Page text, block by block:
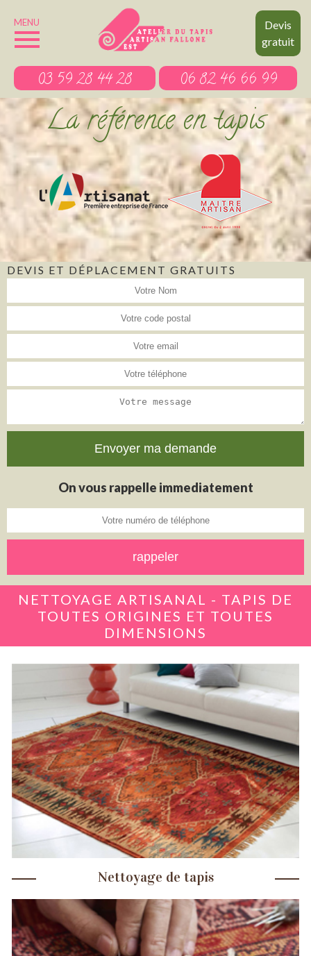
Devis
gratuit
MENU
03 59 28 44 28 06 82 46 66 99
La référence en tapis
DEVIS ET DÉPLACEMENT GRATUITS
On vous rappelle immediatement
NETTOYAGE ARTISANAL - TAPIS DE
TOUTES ORIGINES ET TOUTES
DIMENSIONS
Nettoyage de tapis